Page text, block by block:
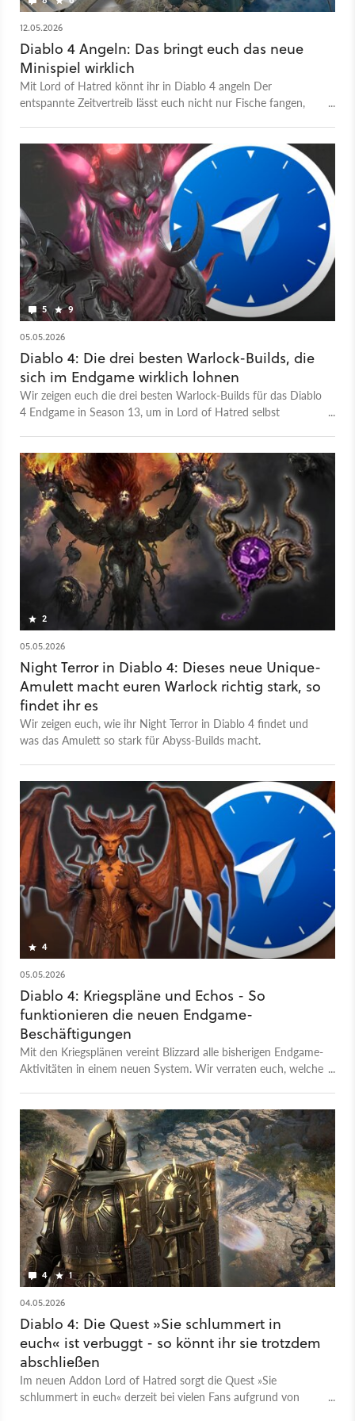
12.05.2026
Diablo 4 Angeln: Das bringt euch das neue
Minispiel wirklich
Mit Lord of Hatred könnt ihr in Diablo 4 angeln Der
entspannte Zeitvertreib lässt euch nicht nur Fische fangen,
euch im Guide.
5 9
05.05.2026
Diablo 4: Die drei besten Warlock-Builds, die
sich im Endgame wirklich lohnen
Wir zeigen euch die drei besten Warlock-Builds für das Diablo
4 Endgame in Season 13, um in Lord of Hatred selbst
2
05.05.2026
Night Terror in Diablo 4: Dieses neue Unique-
Amulett macht euren Warlock richtig stark, so
findet ihr es
Wir zeigen euch, wie ihr Night Terror in Diablo 4 findet und
was das Amulett so stark für Abyss-Builds macht.
4
05.05.2026
Diablo 4: Kriegspläne und Echos - So
funktionieren die neuen Endgame-
Beschäftigungen
Mit den Kriegsplänen vereint Blizzard alle bisherigen Endgame-
Aktivitäten in einem neuen System. Wir verraten euch, welche
4 1
04.05.2026
Diablo 4: Die Quest »Sie schlummert in
euch« ist verbuggt - so könnt ihr sie trotzdem
abschließen
Im neuen Addon Lord of Hatred sorgt die Quest »Sie
schlummert in euch« derzeit bei vielen Fans aufgrund von